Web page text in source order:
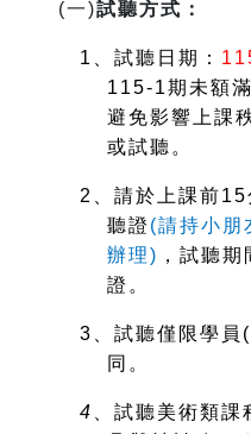
(一)試聽方式：
1 、試聽日期：
115-1期未額
避免影響上課
或試聽。
2
、請於上課前
聽證 (請持小朋
辦理) ，試聽
證。
3
、試聽僅限學
同。
4
、試聽美術類